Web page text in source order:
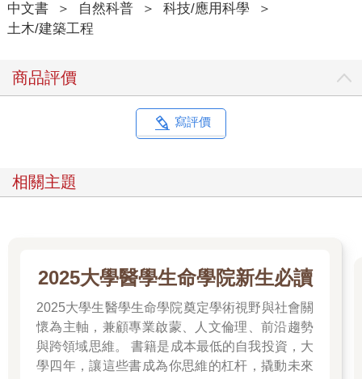
中文書 ＞ 自然科普 ＞ 科技/應用科學
＞
土木/建築工程
商品評價
寫評價
相關主題
2025大學醫學生命學院新生必讀
2025大學生醫學生命學院奠定學術視野與社會關
懷為主軸，兼顧專業啟蒙、人文倫理、前沿趨勢
與跨領域思維。 書籍是成本最低的自我投資，大
學四年，讓這些書成為你思維的杠杆，撬動未來